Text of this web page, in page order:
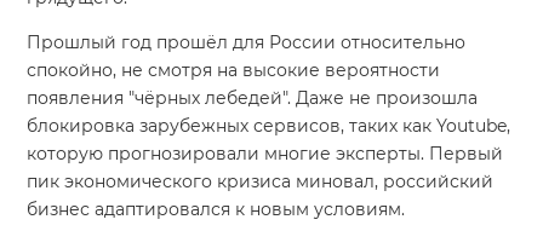
Прошлый год прошёл для России относительно
спокойно, не смотря на высокие вероятности
появления "чёрных лебедей". Даже не произошла
блокировка зарубежных сервисов, таких как Youtube,
которую прогнозировали многие эксперты. Первый
пик экономического кризиса миновал, российский
бизнес адаптировался к новым условиям.